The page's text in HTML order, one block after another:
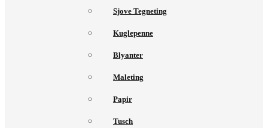
Sjove Tegneting
Kuglepenne
Blyanter
Maleting
Papir
Tusch